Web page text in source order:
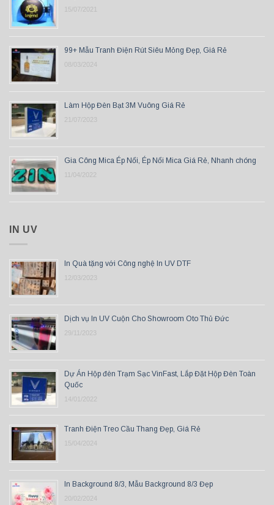
15/07/2021
99+ Mẫu Tranh Điện Rút Siêu Mỏng Đẹp, Giá Rẻ
08/03/2024
Làm Hộp Đèn Bạt 3M Vuông Giá Rẻ
21/07/2023
Gia Công Mica Ép Nổi, Ép Nổi Mica Giá Rẻ, Nhanh chóng
11/04/2022
IN UV
In Quà tặng với Công nghệ In UV DTF
12/03/2023
Dịch vụ In UV Cuộn Cho Showroom Oto Thủ Đức
29/11/2023
Dự Án Hộp đèn Trạm Sạc VinFast, Lắp Đặt Hộp Đèn Toàn
Quốc
14/01/2022
Tranh Điện Treo Cầu Thang Đẹp, Giá Rẻ
15/04/2024
In Background 8/3, Mẫu Background 8/3 Đẹp
20/02/2024